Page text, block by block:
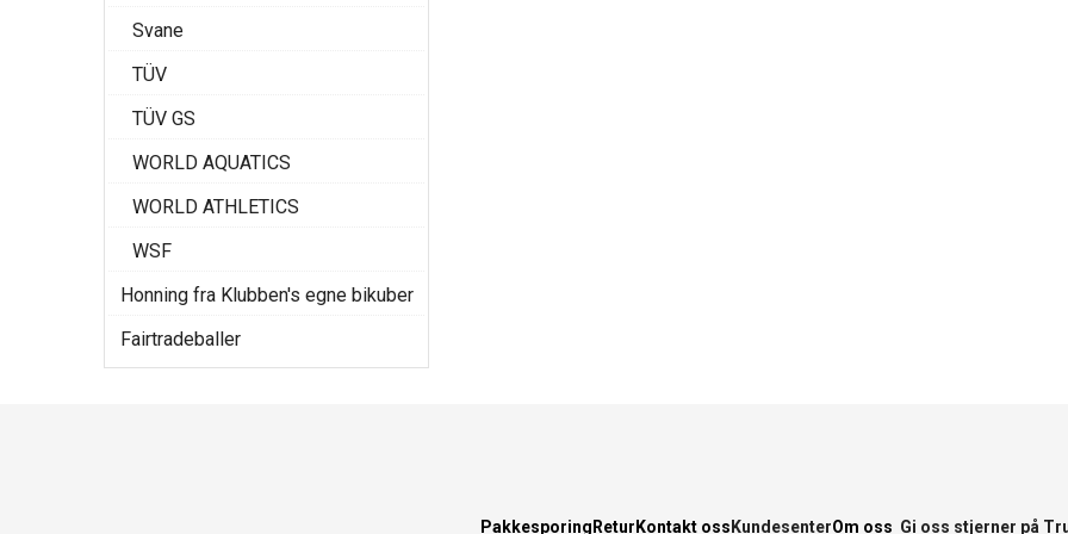
Svane
TÜV
TÜV GS
WORLD AQUATICS
WORLD ATHLETICS
WSF
Honning fra Klubben's egne bikuber
Fairtradeballer
Pakkesporing Retur Kontakt oss KundesenterOm oss Gi oss stjerner på